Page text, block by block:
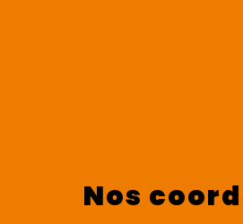
Nos